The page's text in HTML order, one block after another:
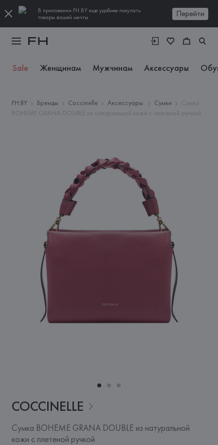
В приложении FH.BY еще удобнее покупать
товары вашей мечты
Перейти
Sale Женщинам Мужчинам Аксессуары
FH.BY Бренды Coccinelle Аксессуары Сумки
Сумка
BOHEME GRANA DOUBLE из натуральной кожи с плетеной ручкой
COCCINELLE
Сумка BOHEME GRANA DOUBLE из натуральной
кожи с плетеной ручкой